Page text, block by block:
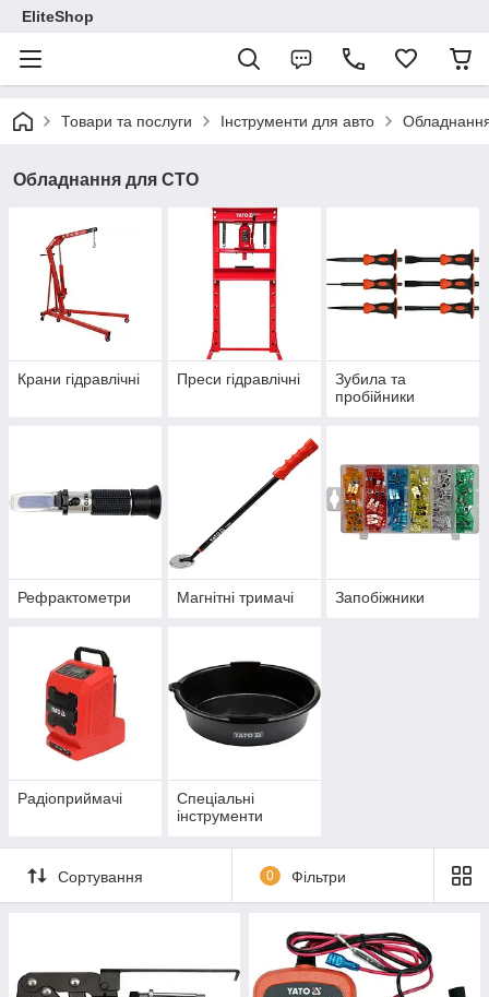
EliteShop
Товари та послуги Інструменти для авто
Обладнання для СТО
Крани гідравлічні Преси гідравлічні
Зубила та
пробійники
Рефрактометри Магнітні тримачі Запобіжники
Радіоприймачі
Спеціальні
інструменти
Сортування 0 Фільтри